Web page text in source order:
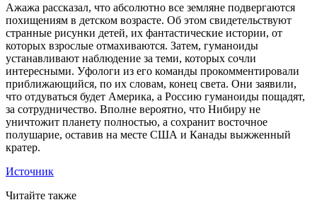
Ажажа рассказал, что абсолютно все земляне подвергаются
похищениям в детском возрасте. Об этом свидетельствуют
странные рисунки детей, их фантастические истории, от
которых взрослые отмахиваются. Затем, гуманоиды
устанавливают наблюдение за теми, которых сочли
интересными. Уфологи из его команды прокомментировали
приближающийся, по их словам, конец света. Они заявили,
что отдуваться будет Америка, а Россию гуманоиды пощадят,
за сотрудничество. Вполне вероятно, что Нибиру не
уничтожит планету полностью, а сохранит восточное
полушарие, оставив на месте США и Канады выжженный
кратер.
Источник
Читайте также